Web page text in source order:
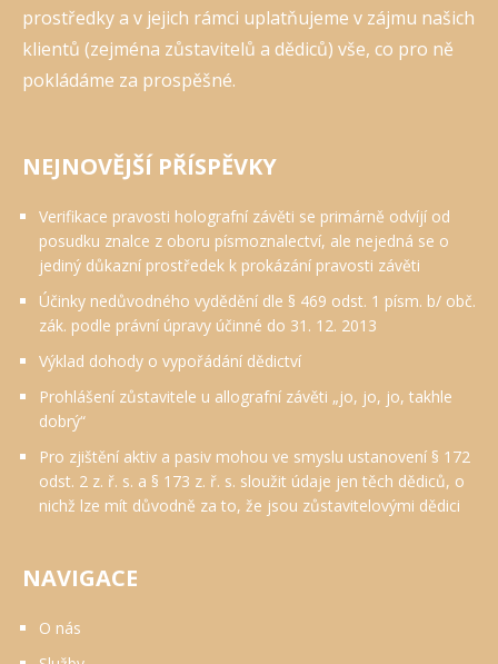
prostředky a v jejich rámci uplatňujeme v zájmu našich
klientů (zejména zůstavitelů a dědiců) vše, co pro ně
pokládáme za prospěšné.
NEJNOVĚJŠÍ PŘÍSPĚVKY
Verifikace pravosti holografní závěti se primárně odvíjí od
posudku znalce z oboru písmoznalectví, ale nejedná se o
jediný důkazní prostředek k prokázání pravosti závěti
Účinky nedůvodného vydědění dle § 469 odst. 1 písm. b/ obč.
zák. podle právní úpravy účinné do 31. 12. 2013
Výklad dohody o vypořádání dědictví
Prohlášení zůstavitele u allografní závěti „jo, jo, jo, takhle
dobrý“
Pro zjištění aktiv a pasiv mohou ve smyslu ustanovení § 172
odst. 2 z. ř. s. a § 173 z. ř. s. sloužit údaje jen těch dědiců, o
nichž lze mít důvodně za to, že jsou zůstavitelovými dědici
NAVIGACE
O nás